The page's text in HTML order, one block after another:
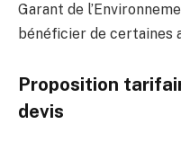
Garant de
bénéficier de certaines
Proposition
devis